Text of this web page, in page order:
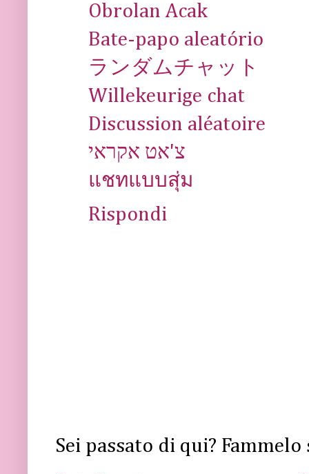
Obrolan Acak
Bate-papo aleatório
ランダムチャット
Willekeurige chat
Discussion aléatoire
צ'אט אקראי
แชทแบบสุ่ม
Rispondi
Sei passato di qui?